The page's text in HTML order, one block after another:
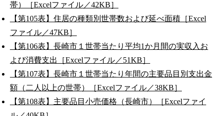
帯）［Excelファイル／42KB］
【第105表】住居の種類別世帯数および延べ面積［Excel
ファイル／47KB］
【第106表】長崎市１世帯当たり平均1か月間の実収入お
よび消費支出［Excelファイル／51KB］
【第107表】長崎市１世帯当たり年間の主要品目別支出金
額（二人以上の世帯）［Excelファイル／38KB］
【第108表】主要品目小売価格（長崎市）［Excelファイ